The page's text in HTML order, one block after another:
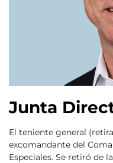
Junta
El teniente general
excomandante del
Especiales. Se retiró de